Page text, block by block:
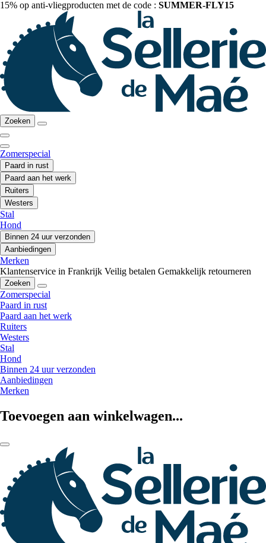
15% op anti-vliegproducten met de code : SUMMER-FLY15
Zoeken
Zomerspecial
Paard in rust
Paard aan het werk
Ruiters
Westers
Stal
Hond
Binnen 24 uur verzonden
Aanbiedingen
Merken
Klantenservice in Frankrijk Veilig betalen Gemakkelijk retourneren
Zoeken
Zomerspecial
Paard in rust
Paard aan het werk
Ruiters
Westers
Stal
Hond
Binnen 24 uur verzonden
Aanbiedingen
Merken
Toevoegen aan winkelwagen...